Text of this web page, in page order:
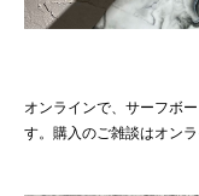
オンラインで、サーフボ
す。購入のご雑談はオンラ